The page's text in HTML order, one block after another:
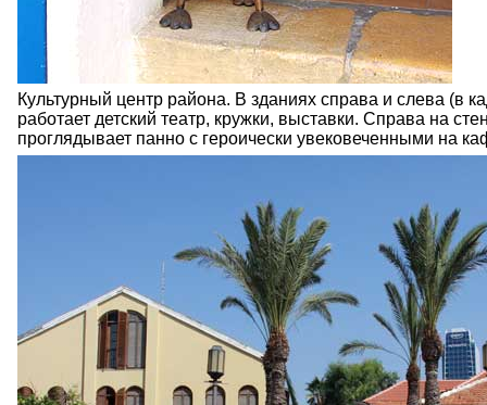
Культурный центр района. В зданиях справа и слева (в
работает детский театр, кружки, выставки. Справа на
проглядывает панно с героически увековеченными на